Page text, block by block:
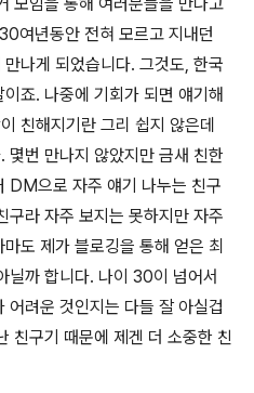
여년동안 전혀 모르고 지내던
나게 되었습니다. 그것도, 한국
죠. 나중에 기회가 되면 얘기해
친해지기란 그리 쉽지 않은데
몇번 만나지 않았지만 금새 친한
DM으로 자주 얘기 나누는 친구
구라 자주 보지는 못하지만 자주
도 제가 블로깅을 통해 얻은 최
닐까 합니다. 나이 30이 넘어서
어려운 것인지는 다들 잘 아실겁
친구기 때문에 제겐 더 소중한 친